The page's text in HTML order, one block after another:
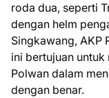
roda dua, seperti
dengan helm
Singkawang, AKP
ini bertujuan
Polwan dalam
dengan benar.